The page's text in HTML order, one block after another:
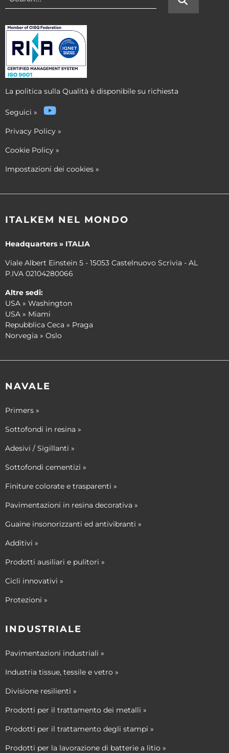
La politica sulla Qualità è disponibile su richiesta
Seguici »
Privacy Policy »
Cookie Policy »
Impostazioni dei cookies »
ITALKEM NEL MONDO
Headquarters » ITALIA
Viale Albert Einstein 5 - 15053 Castelnuovo Scrivia - AL
P.IVA 02104280066
Altre sedi:
USA » Washington
USA » Miami
Repubblica Ceca » Praga
Norvegia » Oslo
NAVALE
Primers »
Sottofondi in resina »
Adesivi / Sigillanti »
Sottofondi cementizi »
Finiture colorate e trasparenti »
Pavimentazioni in resina decorativa »
Guaine insonorizzanti ed antivibranti »
Additivi »
Prodotti ausiliari e pulitori »
Cicli innovativi »
Protezioni »
INDUSTRIALE
Pavimentazioni industriali »
Industria tissue, tessile e vetro »
Divisione resilienti »
Prodotti per il trattamento dei metalli »
Prodotti per il trattamento degli stampi »
Prodotti per la lavorazione di batterie a litio »